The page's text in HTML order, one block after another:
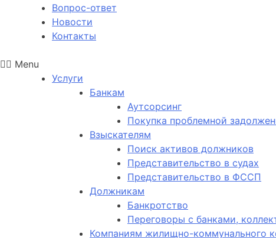
Вопрос-ответ
Новости
Контакты
Menu
Услуги
Банкам
Аутсорсинг
Покупка проблемной
Взыскателям
Поиск активов должников
Представительство в судах
Представительство в ФССП
Должникам
Банкротство
Переговоры с банками,
Компаниям жилищно-коммунального